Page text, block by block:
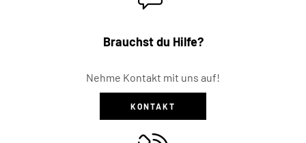
Brauchst du Hilfe?
Nehme Kontakt mit uns auf!
KONTAKT